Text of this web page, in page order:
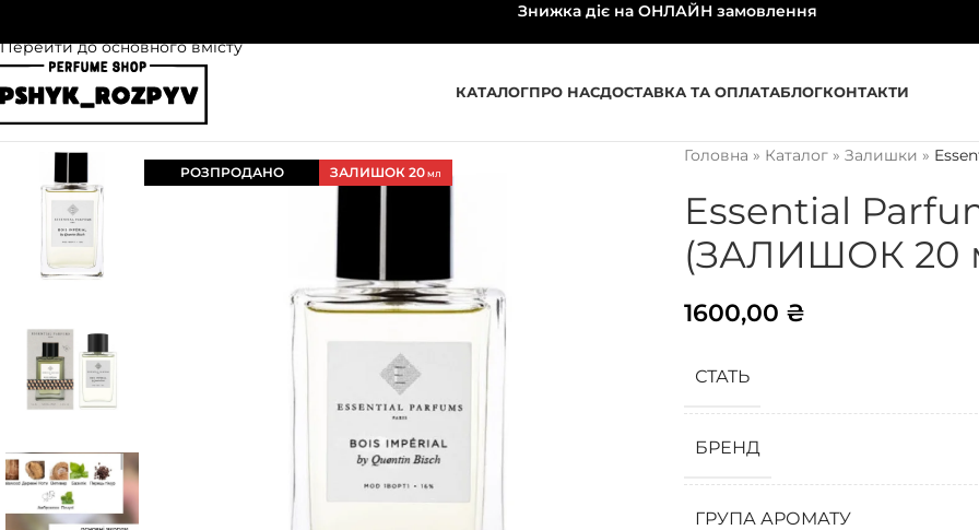
Перейти до основного вмісту
Знижка діє на ОНЛАЙН замовлення
КАТАЛОГПРО НАСДОСТАВКА ТА ОПЛАТАБЛОГКОНТАКТИ
РОЗПРОДАНО ЗАЛИШОК 20 МЛ
Головна » Каталог» Залишки »
Essential
(ЗАЛИШОК 20
1600,00 ₴
СТАТЬ
БРЕНД
ГРУПА АРОМАТУ